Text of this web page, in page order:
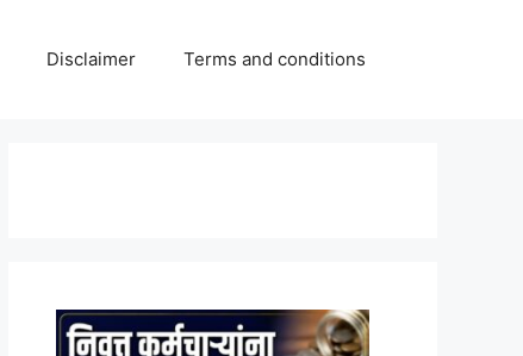
Disclaimer Terms and conditions